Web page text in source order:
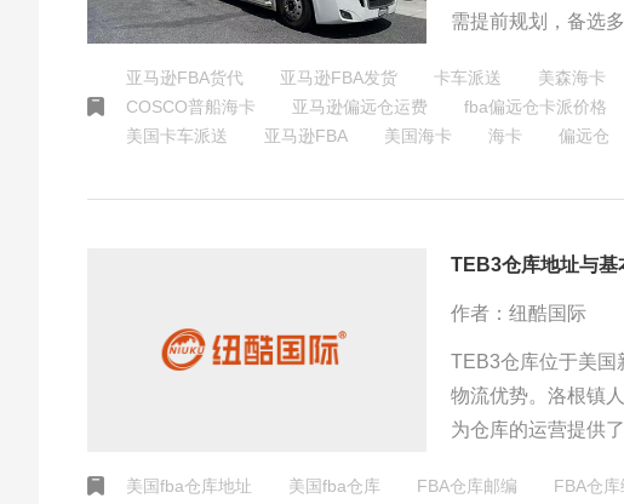
需提前规划，备选
亚马逊FBA货代 亚马逊FBA发货 卡车派送 美森海卡
COSCO普船海卡
亚马逊偏远仓运费 fba偏远仓卡派价格
美国卡车派送
​亚马逊FBA 美国海卡 海卡 偏远仓
TEB3仓库地址与基
作者：纽酷国际
TEB3仓库位于美国
物流优势。洛根镇
为仓库的运营提供
美国fba仓库地址 美国fba仓库 FBA仓库邮编 FBA仓库